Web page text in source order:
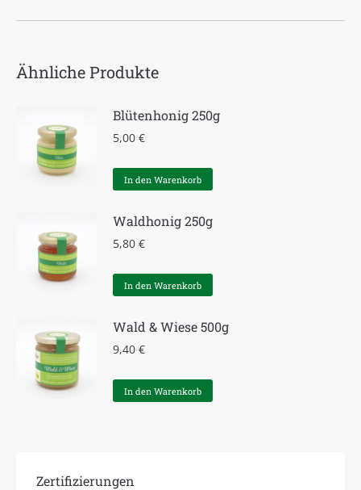
Ähnliche Produkte
Blütenhonig 250g
5,00 €
In den Warenkorb
Waldhonig 250g
5,80 €
In den Warenkorb
Wald & Wiese 500g
9,40 €
In den Warenkorb
Zertifizierungen